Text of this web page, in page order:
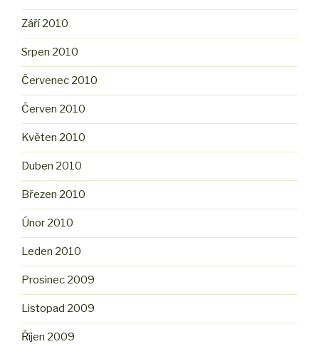
Září 2010
Srpen 2010
Červenec 2010
Červen 2010
Květen 2010
Duben 2010
Březen 2010
Únor 2010
Leden 2010
Prosinec 2009
Listopad 2009
Říjen 2009